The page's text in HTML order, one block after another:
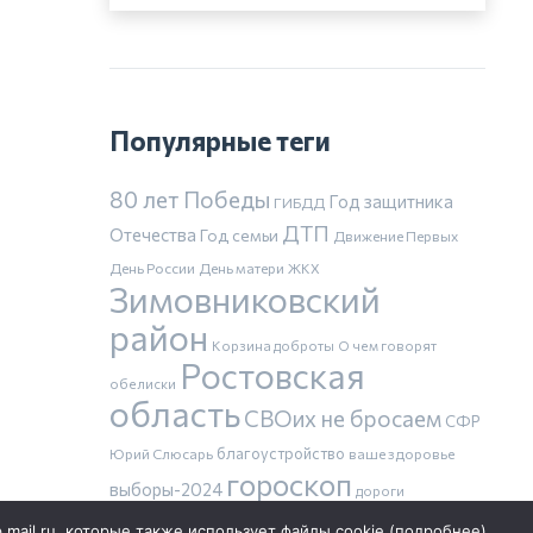
Популярные теги
80 лет Победы ГИБДД Год защитника
Отечества Год семьи ДТП Движение Первых
День России День матери ЖКХ
Зимовниковский
район Корзина доброты О чем говорят
обелиски Ростовская
областьСВОих не бросаем СФР
Юрий Слюсарь благоустройство ваше здоровье
выборы-2024 гороскоп дороги
индексация пенсий